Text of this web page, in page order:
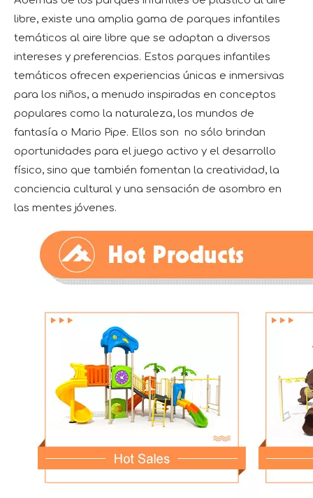
libre, existe una amplia gama de parques infantiles
temáticos al aire libre que se adaptan a diversos
intereses y preferencias. Estos parques infantiles
temáticos ofrecen experiencias únicas e inmersivas
para los niños, a menudo inspiradas en conceptos
populares como la naturaleza, los mundos de
fantasía o Mario Pipe. Ellos son no sólo brindan
oportunidades para el juego activo y el desarrollo
físico, sino que también fomentan la creatividad, la
conciencia cultural y una sensación de asombro en
las mentes jóvenes.